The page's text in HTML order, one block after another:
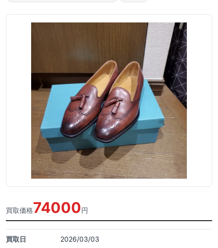
買取価格74000円
買取日 2026/03/03